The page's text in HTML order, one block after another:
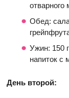
отварного
Обед:
Ужин: 150
напиток с
День второй: